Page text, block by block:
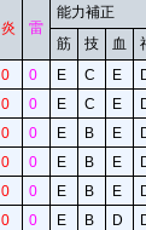
炎 雷
能力補正
筋
技 血
0 0 E C E
0 0 E C E
0 0 E B E
0 0 E B E
0 0 E B E
0 0 E B D